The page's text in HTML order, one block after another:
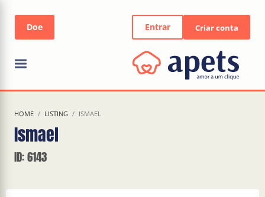
Entrar Criar conta
HOME LISTING ISMAEL
Ismael
ID: 6143